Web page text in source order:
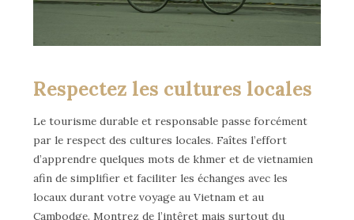
Respectez les cultures locales
Le tourisme durable et responsable passe forcément
par le respect des cultures locales. Faîtes l’effort
d’apprendre quelques mots de khmer et de vietnamien
afin de simplifier et faciliter les échanges avec les
locaux durant votre voyage au Vietnam et au
Cambodge. Montrez de l’intêret mais surtout du